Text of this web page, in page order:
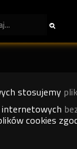
stosujemy
internetowych
cookies